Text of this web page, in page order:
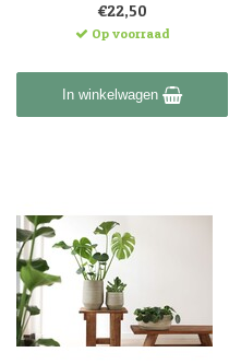
€22,50
Op voorraad
In winkelwagen